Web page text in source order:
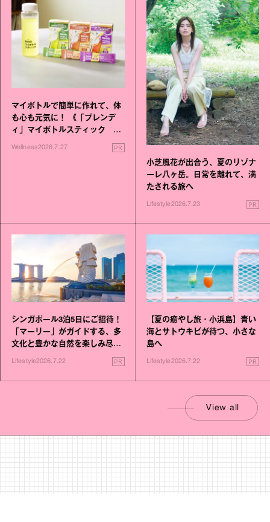
マイボトルで簡単に作れて、体
も心も元気に！ 《「ブレンデ
ィ」マイボトルスティック い
いこと毎日》シリーズが誕生
Wellness2026.7.27 PR
小芝風花が出合う、夏のリゾナ
ーレ八ヶ岳。日常を離れて、満
たされる旅へ
Lifestyle2026.7.23 PR
シンガポール3泊5日にご招待！
「マーリー」がガイドする、多
文化と豊かな自然を楽しみ尽く
す旅
Lifestyle2026.7.22 PR
【夏の癒やし旅・小浜島】青い
海とサトウキビが待つ、小さな
島へ
Lifestyle2026.7.22 PR
View all